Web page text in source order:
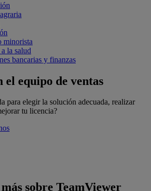
minorista
la salud
bancarias y finanzas
el equipo de ventas
para elegir la solución adecuada, realizar
tu licencia?
sobre TeamViewer